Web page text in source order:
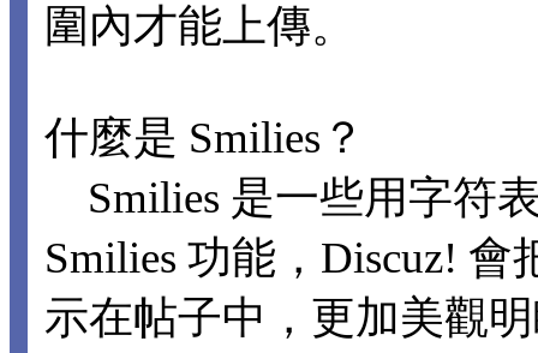
圍內才能上傳。
什麼是 Smilies？
Smilies 是一些用字符
Smilies 功能，Discuz!
示在帖子中，更加美觀